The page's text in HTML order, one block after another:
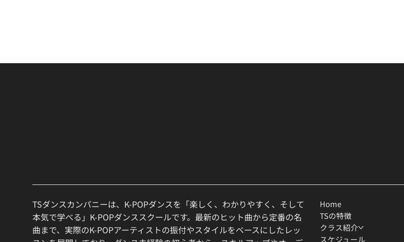
TSダンスカンパニーは、K-POPダンスを「楽しく、わかりやすく、そして
本気で学べる」K-POPダンススクールです。最新のヒット曲から定番の名
曲まで、実際のK-POPアーティストの振付やスタイルをベースにしたレッ
Home
TSの特徴
クラス紹介
スケジュール